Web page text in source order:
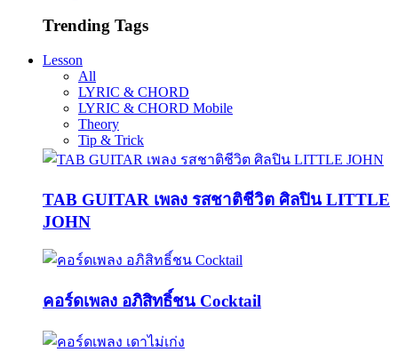
Trending Tags
Lesson
All
LYRIC & CHORD
LYRIC & CHORD Mobile
Theory
Tip & Trick
TAB GUITAR เพลง รสชาติชีวิต ศิลปิน LITTLE
JOHN
คอร์ดเพลง อภิสิทธิ์ชน Cocktail